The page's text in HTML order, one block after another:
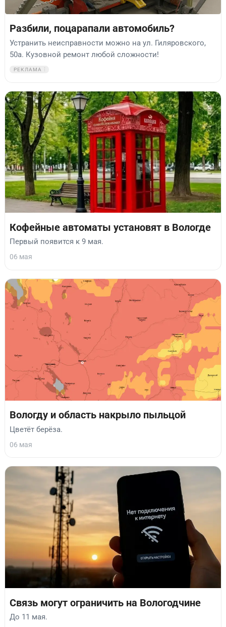
Разбили, поцарапали автомобиль?
Устранить неисправности можно на ул. Гиляровского,
50а. Кузовной ремонт любой сложности!
РЕКЛАМА
Кофейные автоматы установят в Вологде
Первый появится к 9 мая.
06 мая
Вологду и область накрыло пыльцой
Цветёт берёза.
06 мая
Связь могут ограничить на Вологодчине
До 11 мая.